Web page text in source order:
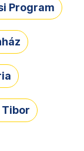
Program